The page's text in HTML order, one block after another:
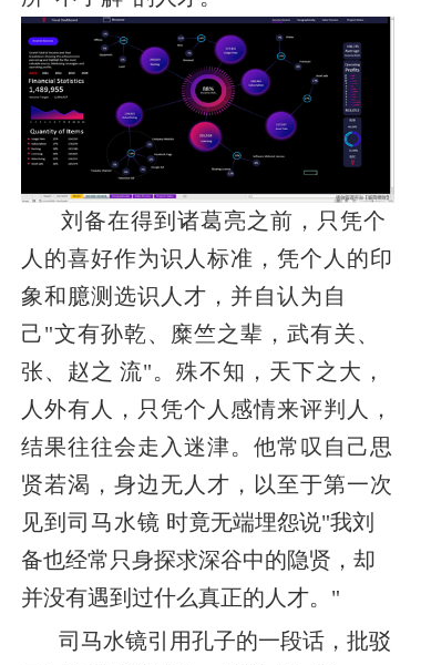
刘备在得到诸葛亮之前，只凭个
人的喜好作为识人标准，凭个人的印
象和臆测选识人才，并自认为自
己"文有孙乾、糜竺之辈，武有关、
张、赵之 流"。殊不知，天下之大，
人外有人，只凭个人感情来评判人，
结果往往会走入迷津。他常叹自己思
贤若渴，身边无人才，以至于第一次
见到司马水镜 时竟无端埋怨说"我刘
备也经常只身探求深谷中的隐贤，却
并没有遇到过什么真正的人才。"
司马水镜引用孔子的一段话，批驳